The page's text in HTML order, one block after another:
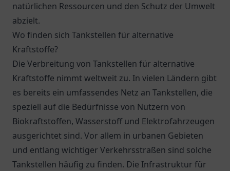
natürlichen Ressourcen und den Schutz der Umwelt
abzielt.
Wo finden sich Tankstellen für alternative
Kraftstoffe?
Die Verbreitung von Tankstellen für alternative
Kraftstoffe nimmt weltweit zu. In vielen Ländern gibt
es bereits ein umfassendes Netz an Tankstellen, die
speziell auf die Bedürfnisse von Nutzern von
Biokraftstoffen, Wasserstoff und Elektrofahrzeugen
ausgerichtet sind. Vor allem in urbanen Gebieten
und entlang wichtiger Verkehrsstraßen sind solche
Tankstellen häufig zu finden. Die Infrastruktur für